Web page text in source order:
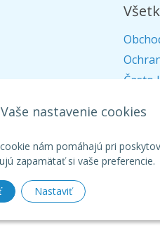
Vaše nastavenie cookies
nám pomáhajú pri
zapamätať si vaše preferencie.
Nastaviť
Často
Ako
- široká ponuka